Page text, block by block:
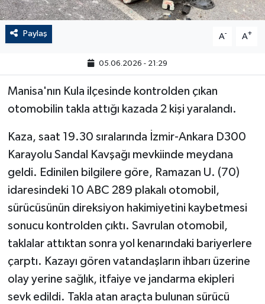
Paylaş A- A+
05.06.2026 - 21:29
Manisa'nın Kula ilçesinde kontrolden çıkan
otomobilin takla attığı kazada 2 kişi yaralandı.
Kaza, saat 19.30 sıralarında İzmir-Ankara D300
Karayolu Sandal Kavşağı mevkiinde meydana
geldi. Edinilen bilgilere göre, Ramazan U. (70)
idaresindeki 10 ABC 289 plakalı otomobil,
sürücüsünün direksiyon hakimiyetini kaybetmesi
sonucu kontrolden çıktı. Savrulan otomobil,
taklalar attıktan sonra yol kenarındaki bariyerlere
çarptı. Kazayı gören vatandaşların ihbarı üzerine
olay yerine sağlık, itfaiye ve jandarma ekipleri
sevk edildi. Takla atan araçta bulunan sürücü